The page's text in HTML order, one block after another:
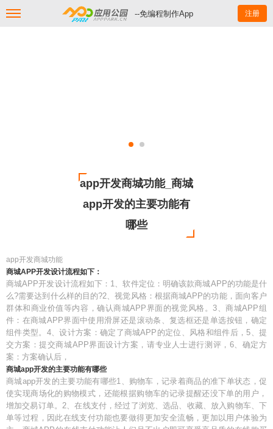
--免编程制作App 注册
app开发商城功能_商城
app开发的主要功能有
哪些
app开发商城功能
商城APP开发设计流程如下：
商城APP开发设计流程如下：1、软件定位：明确该款商城APP的功能是什
么?需要达到什么样的目的?2、视觉风格：根据商城APP的功能，面向客户
群体和商业价值等内容，确认商城APP界面的视觉风格。3、商城APP组
件：在商城APP界面中使用滑屏还是滚动条、复选框还是单选按钮，确定
组件类型。4、设计方案：确定了商城APP的定位、风格和组件后，5、提
交方案：提交商城APP界面设计方案，请专业人士进行测评，6、确定方
案：方案确认后，
商城app开发的主要功能有哪些
商城app开发的主要功能有哪些1、购物车，记录着商品的准下单状态，促
使实现商场化的购物模式，还能根据购物车的记录提醒还没下单的用户，
增加交易订单。2、在线支付，经过了浏览、选品、收藏、放入购物车、下
单等过程，因此在线支付功能也要做得更加安全流畅，更加以用户体验为